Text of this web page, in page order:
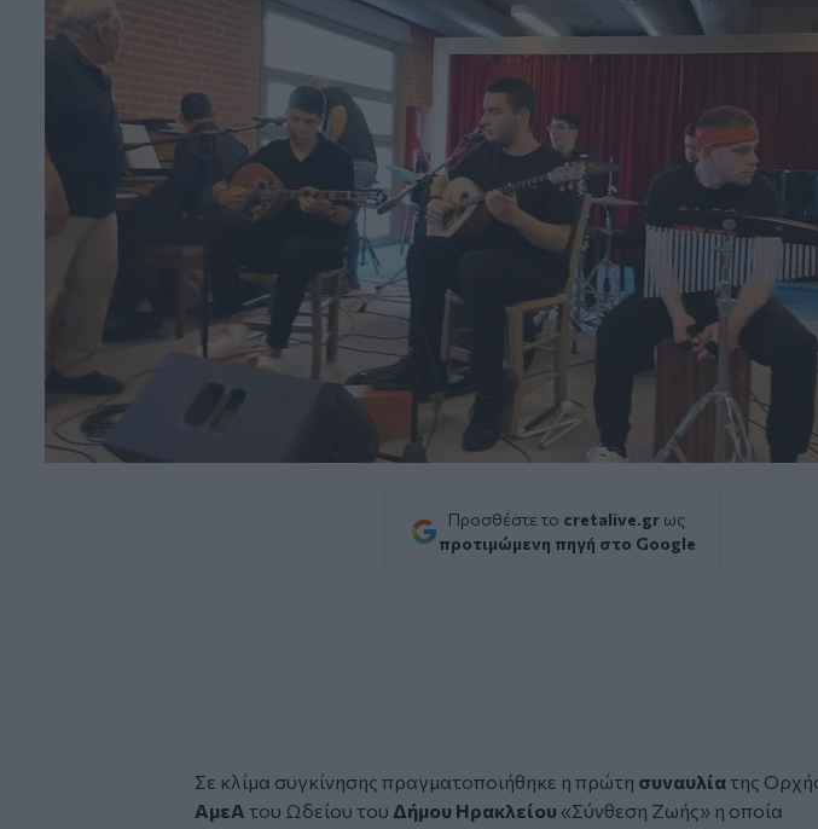
Προσθέστε το cretalive.gr ως
προτιμώμενη πηγή στο Google
Σε κλίμα συγκίνησης πραγματοποιήθηκε η πρώτη συναυλίατης
ΑμεΑ του Ωδείου του Δήμου Ηρακλείου «Σύνθεση Ζωής» η οποία